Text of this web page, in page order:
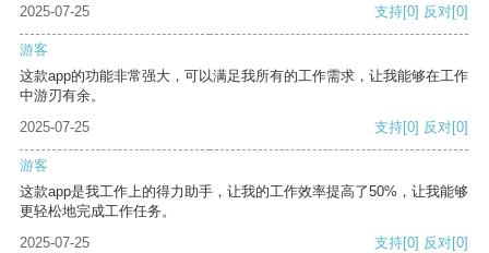
2025-07-25 支持[0] 反对[0]
游客
这款app的功能非常强大，可以满足我所有的工作需求，让我能够在工作
中游刃有余。
2025-07-25
支持[0] 反对[0]
游客
这款app是我工作上的得力助手，让我的工作效率提高了50%，让我能够
更轻松地完成工作任务。
2025-07-25
支持[0] 反对[0]